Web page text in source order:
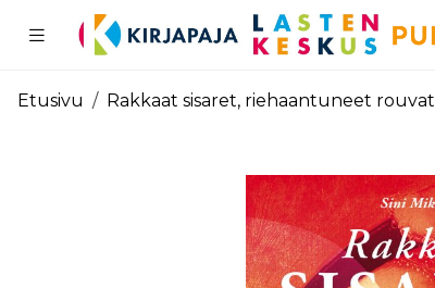
Etusivu Rakkaat sisaret, riehaantuneet rouvat